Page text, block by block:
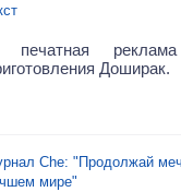
печатная
Доширак.
Che: "Продолжай
мире"